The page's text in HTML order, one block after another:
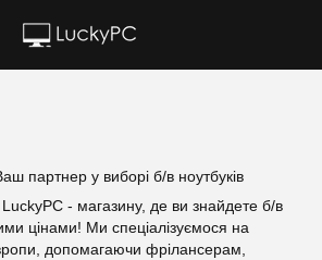
партнер у виборі б/в ноутбуків
- магазину, де ви знайдете б/в
цінами! Ми спеціалізуємося на
допомагаючи фрілансерам,